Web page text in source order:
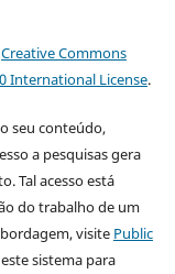
Creative Commons
International License.
seu conteúdo,
a pesquisas gera
Tal acesso está
do trabalho de um
visite Public
sistema para